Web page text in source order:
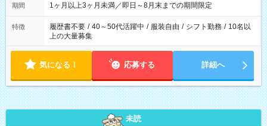
期間 1ヶ月以上3ヶ月未満／即日～8月末までの期間限定
特徴 履歴書不要 / 40～50代活躍中 / 服装自由 / シフト勤務 / 10名以
上の大量募集
気になる！ 応募する 詳細へ
未読